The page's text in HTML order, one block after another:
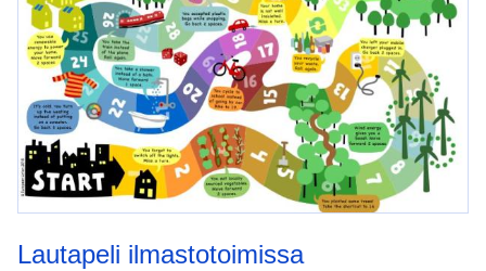
Lautapeli ilmastotoimissa